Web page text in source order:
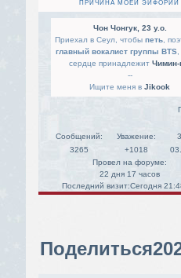
ПРИЧИНА МОЕЙ ЭЙФОРИИ
Чон Чонгук, 23 y.o.
Приехал в Сеул, чтобы петь ,
главный вокалист группы BTS
сердце принадлежит
--
Ищите меня в Jikook
Сообщений:
3265
Уважение:
+1018
Провел на форуме:
22 дня 17 часов
Последний визит:Сегодня
Поделиться